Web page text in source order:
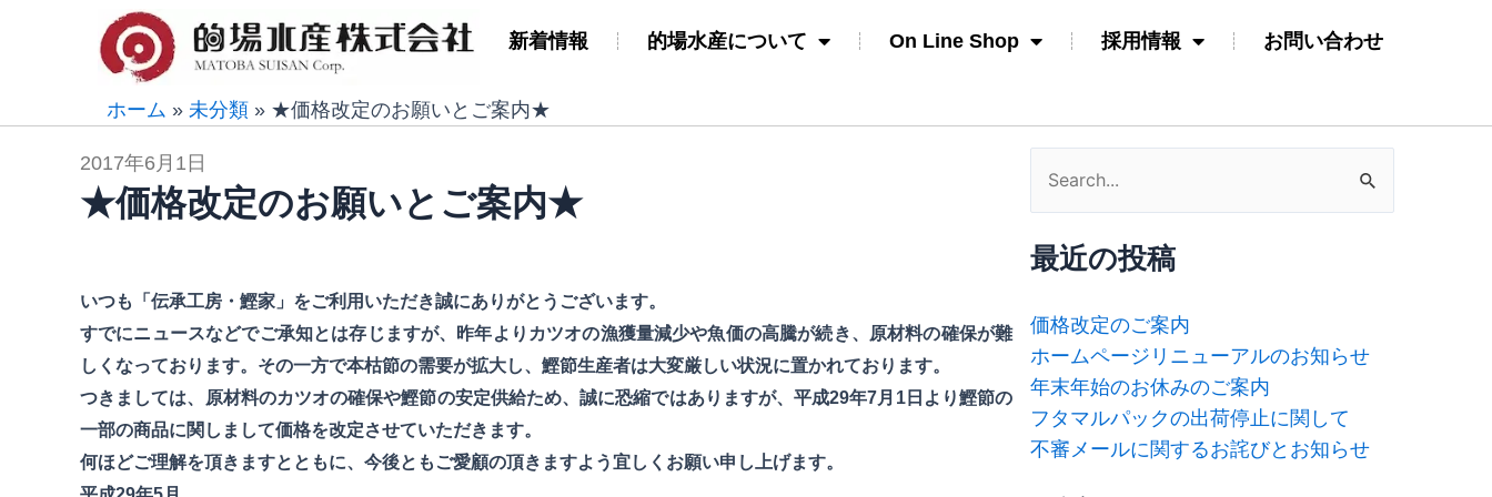
新着情報 的場水産について On Line Shop 採用情報 お問い合わせ
ホーム » 未分類 » ★価格改定のお願いとご案内★
2017年6月1日
★価格改定のお願いとご案内★
いつも「伝承工房・鰹家」をご利用いただき誠にありがとうございます。
すでにニュースなどでご承知とは存じますが、昨年よりカツオの漁獲量減少や魚価の高騰が続き、原材料の確保が難
しくなっております。その一方で本枯節の需要が拡大し、鰹節生産者は大変厳しい状況に置かれております。
つきましては、原材料のカツオの確保や鰹節の安定供給ため、誠に恐縮ではありますが、平成29年7月1日より鰹節の
一部の商品に関しまして価格を改定させていただきます。
何ほどご理解を頂きますとともに、今後ともご愛顧の頂きますよう宜しくお願い申し上げます。
索
対
象:
最近の投稿
価格改定のご案内
ホームページリニューアルのお知らせ
年末年始のお休みのご案内
フタマルパックの出荷停止に関して
不審メールに関するお詫びとお知らせ